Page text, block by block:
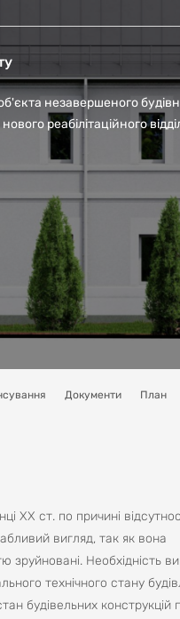
незавершеного
реабілітаційного
Документи План
ХХ ст. по причині
вигляд, так як вона
зруйновані. Необхідність
технічного стану
будівельних конструкцій